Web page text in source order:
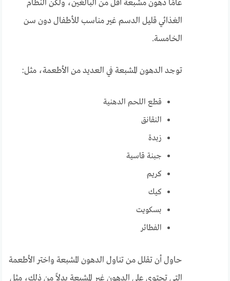
عامًا دهون مشبعة أقل من البالغين، ولكن النظام
الغذائي قليل الدسم غير مناسب للأطفال دون سن
الخامسة.
توجد الدهون المشبعة في العديد من الأطعمة، مثل:
قطع اللحم الدهنية
النقانق
زبدة
جبنة قاسية
كريم
كيك
بسكويت
الفطائر
حاول أن تقلل من تناول الدهون المشبعة واختر الأطعمة
التي تحتوي على الدهون غير المشبعة بدلاً من ذلك، مثل